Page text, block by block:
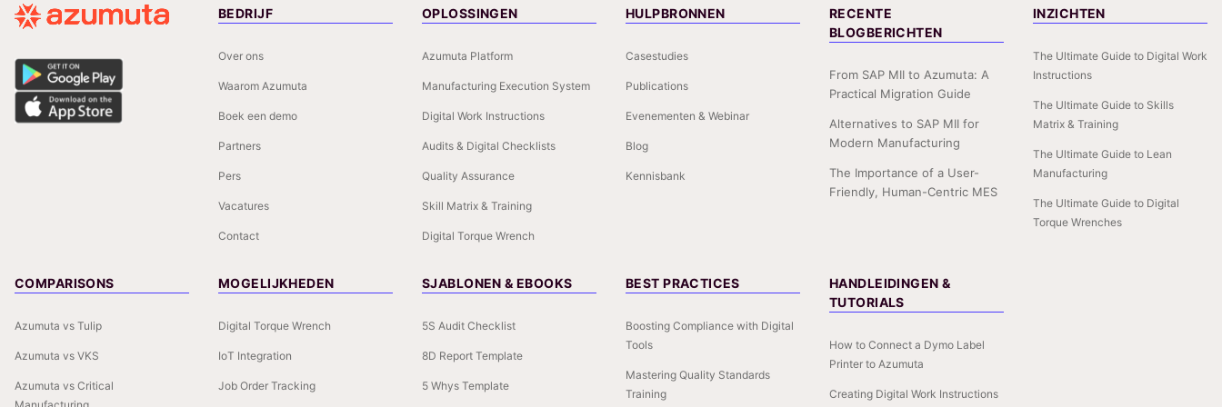
BEDRIJF
Over ons
Waarom Azumuta
Boek een demo
Partners
Pers
Vacatures
Contact
OPLOSSINGEN
Azumuta Platform
Manufacturing Execution System
Digital Work Instructions
Audits & Digital Checklists
Quality Assurance
Skill Matrix & Training
Digital Torque Wrench
HULPBRONNEN
Casestudies
Publications
Evenementen & Webinar
Blog
Kennisbank
RECENTE
BLOGBERICHTEN
From SAP MII to Azumuta: A
Practical Migration Guide
Alternatives to SAP MII for
Modern Manufacturing
The Importance of a User-
Friendly, Human-Centric MES
INZICHTEN
The Ultimate Guide to Digital Work
Instructions
The Ultimate Guide to Skills
Matrix & Training
The Ultimate Guide to Lean
Manufacturing
The Ultimate Guide to Digital
Torque Wrenches
COMPARISONS
Azumuta vs Tulip
Azumuta vs VKS
Azumuta vs Critical
MOGELIJKHEDEN
Digital Torque Wrench
IoT Integration
Job Order Tracking
SJABLONEN & EBOOKS
5S Audit Checklist
8D Report Template
5 Whys Template
BEST PRACTICES
Boosting Compliance with Digital
Tools
Mastering Quality Standards
Training
HANDLEIDINGEN &
TUTORIALS
How to Connect a Dymo Label
Printer to Azumuta
Creating Digital Work Instructions